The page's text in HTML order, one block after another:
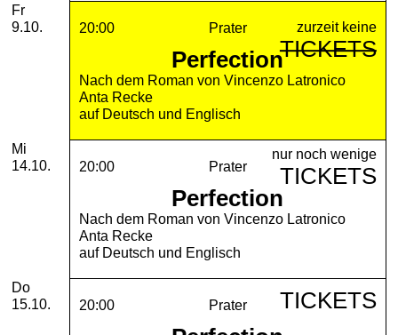
Freitag, 09. Oktober 2026
Fr
9.10.
20:00 Prater
Perfection
Nach dem Roman von Vincenzo Latronico
Anta Recke
auf Deutsch und Englisch
zurzeit keine
TICKETS
Mittwoch, 14. Oktober 2026
Mi
14.10.
20:00 Prater
Perfection
Nach dem Roman von Vincenzo Latronico
Anta Recke
auf Deutsch und Englisch
nur noch wenige
TICKETS
Donnerstag, 15. Oktober 2026
Do
15.10.
20:00 Prater TICKETS